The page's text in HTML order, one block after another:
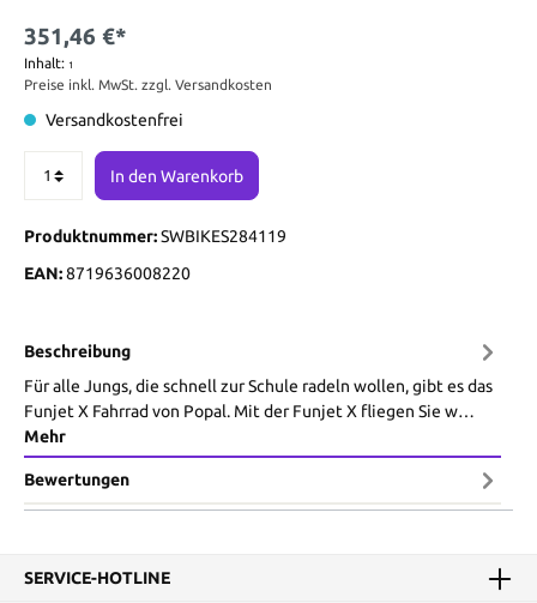
351,46 €*
Inhalt: 1
Preise inkl. MwSt. zzgl. Versandkosten
Versandkostenfrei
In den Warenkorb
Produktnummer:SWBIKES284119
EAN:8719636008220
Beschreibung
Für alle Jungs, die schnell zur Schule radeln wollen, gibt es das
Funjet X Fahrrad von Popal. Mit der Funjet X fliegen Sie w…
Mehr
Bewertungen
SERVICE-HOTLINE